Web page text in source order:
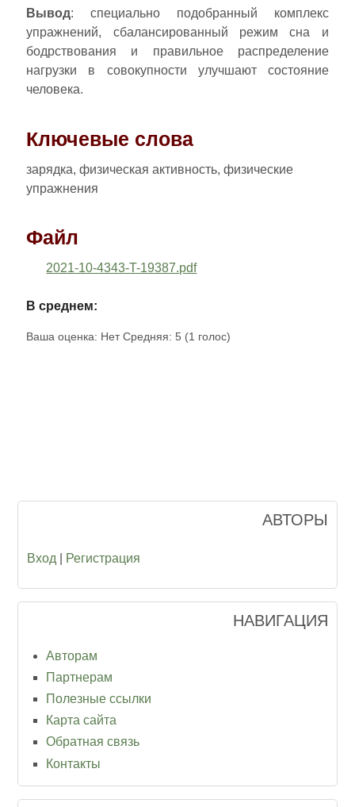
Вывод: специально подобранный комплекс
упражнений, сбалансированный режим сна и
бодрствования и правильное распределение
нагрузки в совокупности улучшают состояние
человека.
Ключевые слова
зарядка, физическая активность, физические
упражнения
Файл
2021-10-4343-T-19387.pdf
В среднем:
Ваша оценка: Нет Средняя:5 (1 голос)
АВТОРЫ
Вход Регистрация
НАВИГАЦИЯ
Авторам
Партнерам
Полезные ссылки
Карта сайта
Обратная связь
Контакты